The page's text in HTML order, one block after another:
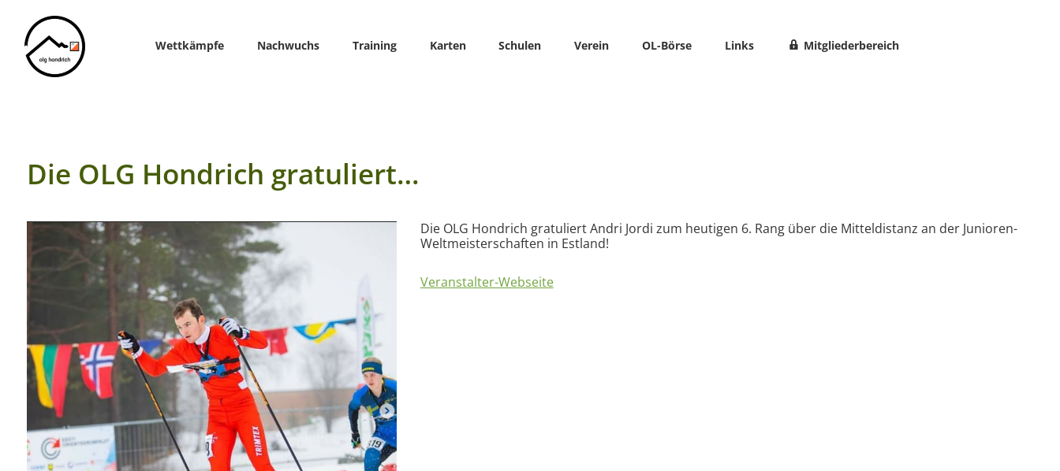
Home
Wettkämpfe Nachwuchs Training Karten Schulen Verein OL-Börse Links Mitgliederbereich
Die OLG Hondrich gratuliert…
Die OLG Hondrich gratuliert Andri Jordi zum heutigen 6. Rang über die Mitteldistanz an der Junioren-
Weltmeisterschaften in Estland!
Veranstalter-Webseite